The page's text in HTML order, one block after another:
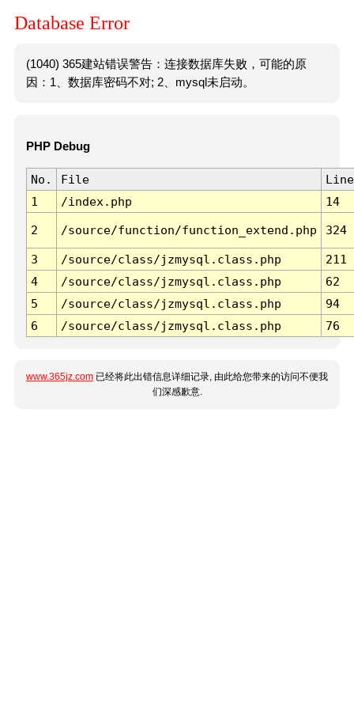
Database Error
(1040) 365建站错误警告：连接数据库失败，可能的原
因：1、数据库密码不对; 2、mysql未启动。
PHP Debug
No. File
Line
1
/index.php 14
2 /source/function/function_extend.php 324
3 /source/class/jzmysql.class.php
211
4
/source/class/jzmysql.class.php
62
5
/source/class/jzmysql.class.php
94
6
/source/class/jzmysql.class.php 76
www.365jz.com 已经将此出错信息详细记录, 由此给您带来的访问不便我
们深感歉意.